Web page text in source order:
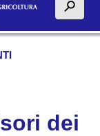
h
dei